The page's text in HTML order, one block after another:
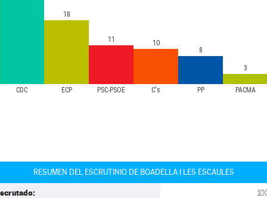
CDC ECP PSC-PSOE C's PP PACMA
18
11
10
8
3
RESUMEN DEL ESCRUTINIO DE BOADELLA I LES ESCAULES